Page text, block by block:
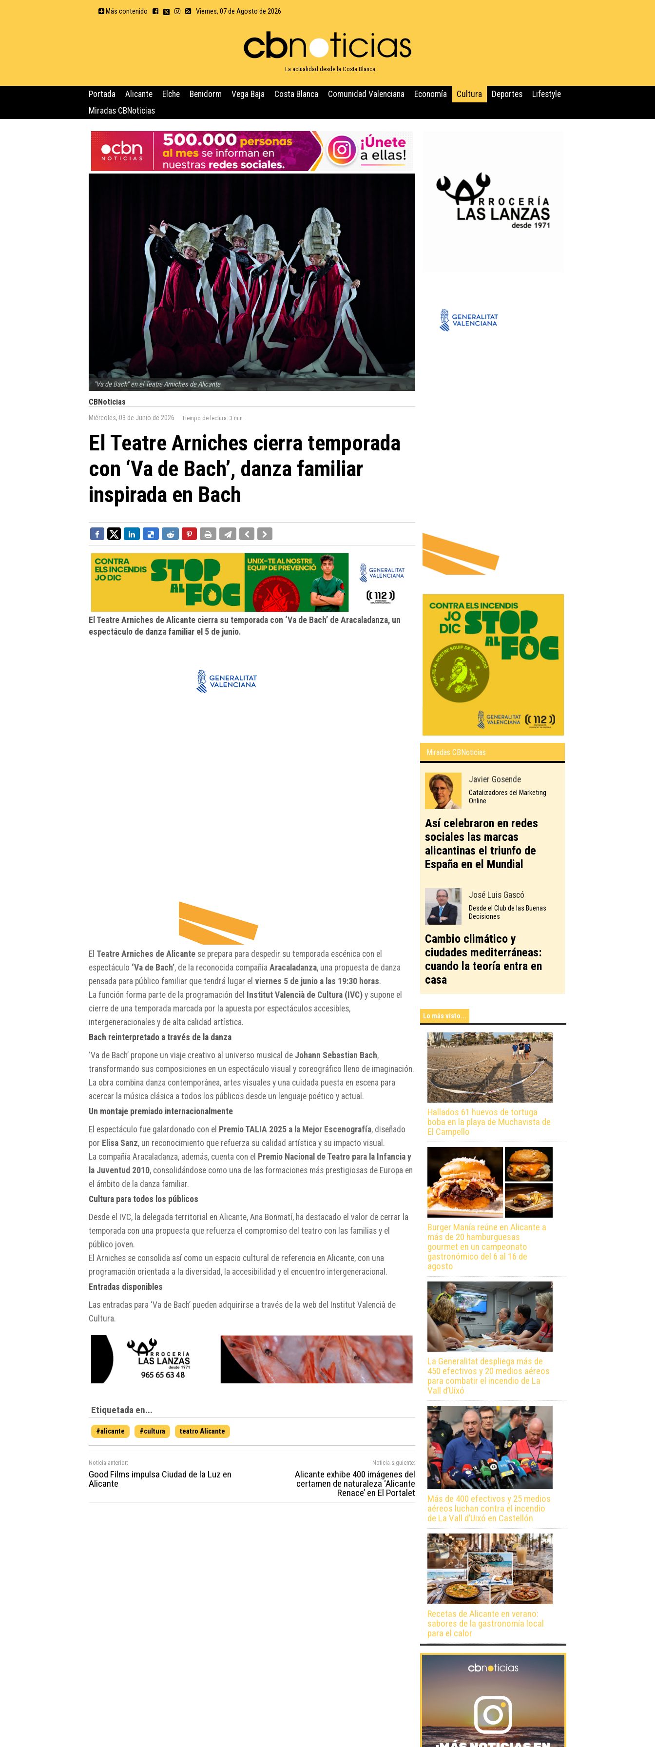
Más contenido Viernes, 07 de Agosto de 2026
La actualidad desde la Costa Blanca
Portada Alicante Elche Benidorm Vega Baja Costa Blanca Comunidad Valenciana Economía Cultura Deportes
Lifestyle
Miradas CBNoticias
"Va de Bach" en el Teatre Arniches de Alicante
CBNoticias
Miércoles, 03 de Junio de 2026 Tiempo de lectura: 3 min
El Teatre Arniches cierra temporada
con ‘Va de Bach’, danza familiar
inspirada en Bach
El Teatre Arniches de Alicante cierra su temporada con ‘Va de Bach’ de Aracaladanza, un
espectáculo de danza familiar el 5 de junio.
El Teatre Arniches de Alicante se prepara para despedir su temporada escénica con el
espectáculo ‘Va de Bach’, de la reconocida compañía Aracaladanza, una propuesta de danza
pensada para público familiar que tendrá lugar el viernes 5 de junio a las 19:30 horas.
La función forma parte de la programación del Institut Valencià de Cultura (IVC) y supone el
cierre de una temporada marcada por la apuesta por espectáculos accesibles,
intergeneracionales y de alta calidad artística.
Bach reinterpretado a través de la danza
‘Va de Bach’ propone un viaje creativo al universo musical de Johann Sebastian Bach,
transformando sus composiciones en un espectáculo visual y coreográfico lleno de imaginación.
La obra combina danza contemporánea, artes visuales y una cuidada puesta en escena para
acercar la música clásica a todos los públicos desde un lenguaje poético y actual.
Un montaje premiado internacionalmente
El espectáculo fue galardonado con el Premio TALIA 2025 a la Mejor Escenografía, diseñado
por Elisa Sanz, un reconocimiento que refuerza su calidad artística y su impacto visual.
La compañía Aracaladanza, además, cuenta con el Premio Nacional de Teatro para la Infancia y
la Juventud 2010, consolidándose como una de las formaciones más prestigiosas de Europa en
el ámbito de la danza familiar.
Cultura para todos los públicos
Desde el IVC, la delegada territorial en Alicante, Ana Bonmatí, ha destacado el valor de cerrar la
temporada con una propuesta que refuerza el compromiso del teatro con las familias y el
público joven.
El Arniches se consolida así como un espacio cultural de referencia en Alicante, con una
programación orientada a la diversidad, la accesibilidad y el encuentro intergeneracional.
Entradas disponibles
Las entradas para ‘Va de Bach’ pueden adquirirse a través de la web del Institut Valencià de
Cultura.
Etiquetada en...
#alicante #cultura teatro Alicante
Noticia anterior:
Good Films impulsa Ciudad de la Luz en
Alicante
Noticia siguiente:
Alicante exhibe 400 imágenes del
certamen de naturaleza ‘Alicante
Renace’ en El Portalet
Miradas CBNoticias
Javier Gosende
Catalizadores del Marketing
Online
Así celebraron en redes
sociales las marcas
alicantinas el triunfo de
España en el Mundial
José Luis Gascó
Desde el Club de las Buenas
Decisiones
Cambio climático y
ciudades mediterráneas:
cuando la teoría entra en
casa
Lo más visto...
Hallados 61 huevos de tortuga
boba en la playa de Muchavista de
El Campello
Burger Manía reúne en Alicante a
más de 20 hamburguesas
gourmet en un campeonato
gastronómico del 6 al 16 de
agosto
La Generalitat despliega más de
450 efectivos y 20 medios aéreos
para combatir el incendio de La
Vall d’Uixó
Más de 400 efectivos y 25 medios
aéreos luchan contra el incendio
de La Vall d’Uixó en Castellón
Recetas de Alicante en verano:
sabores de la gastronomía local
para el calor